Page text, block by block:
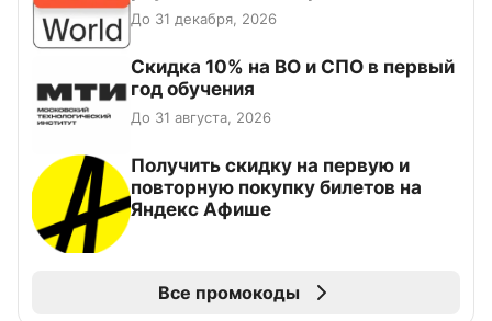
До 31 декабря, 2026
Скидка 10% на ВО и СПО в первый
год обучения
До 31 августа, 2026
Получить скидку на первую и
повторную покупку билетов на
Яндекс Афише
Все промокоды